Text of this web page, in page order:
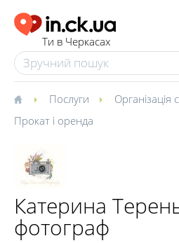
Ти в Черкасах
Послуги Організація
Прокат і оренда
Катерина
фотограф